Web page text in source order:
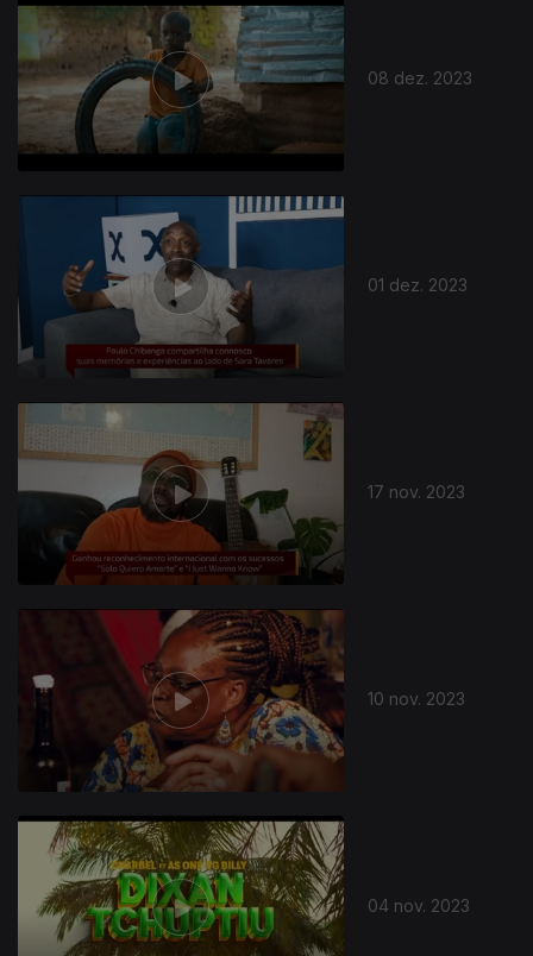
08 dez. 2023
01 dez. 2023
17 nov. 2023
10 nov. 2023
04 nov. 2023